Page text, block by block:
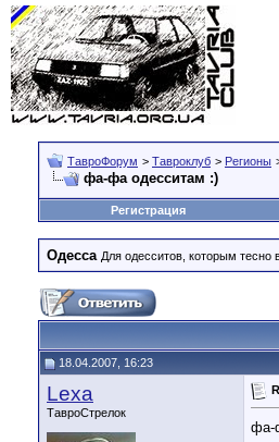
ТавроФорум > Тавроклуб > Регионы
фа-фа одесситам :)
Регистрация
Одесса Для одесситов, которым тесно
18.04.2007, 16:23
Lexa
ТавроСтрелок
фа-